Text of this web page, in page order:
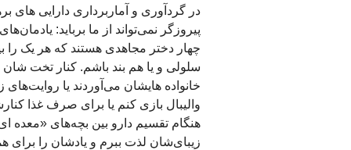
در گردآوری و آماربرداری دارایی های
پیروزگر نمی‌تواند از ما برباید:
سلولی و یا هم بند باشم. کنار تخت
خانواده هایشان می‌آوردند یا
والیبال بازی کنم یا برای صرف غذا
هنگام تقسیم دارو بین بچه‌های «معده
زیبای‌شان لذت ببرم و یادشان را